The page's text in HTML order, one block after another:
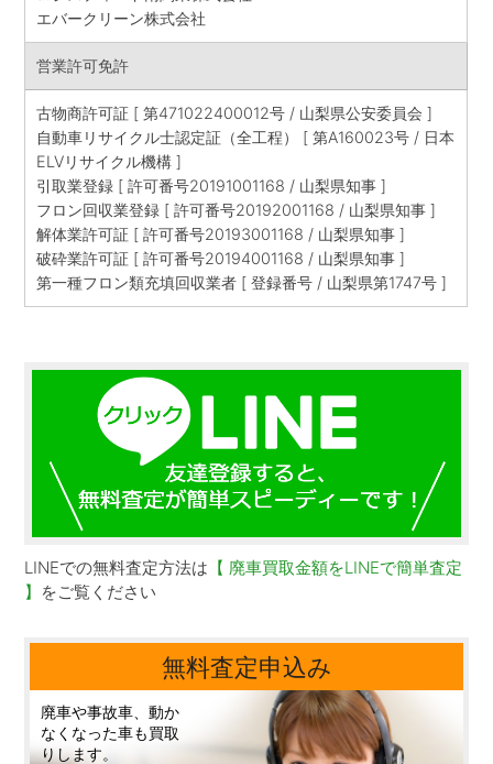
エバークリーン株式会社
営業許可免許
古物商許可証 [ 第471022400012号 / 山梨県公安委員会 ]
自動車リサイクル士認定証（全工程） [ 第A160023号 / 日本
ELVリサイクル機構 ]
引取業登録 [ 許可番号20191001168 / 山梨県知事 ]
フロン回収業登録 [ 許可番号20192001168 / 山梨県知事 ]
解体業許可証 [ 許可番号20193001168 / 山梨県知事 ]
破砕業許可証 [ 許可番号20194001168 / 山梨県知事 ]
第一種フロン類充填回収業者 [ 登録番号 / 山梨県第1747号 ]
LINEでの無料査定方法は 【 廃車買取金額をLINEで簡単査定
】 をご覧ください
無料査定申込み
廃車や事故車、動か
なくなった車も買取
りします。